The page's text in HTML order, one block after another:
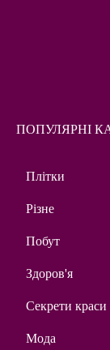
ПОПУЛЯРНІ
Плітки
Різне
Побут
Здоров'я
Секрети краси
Мода